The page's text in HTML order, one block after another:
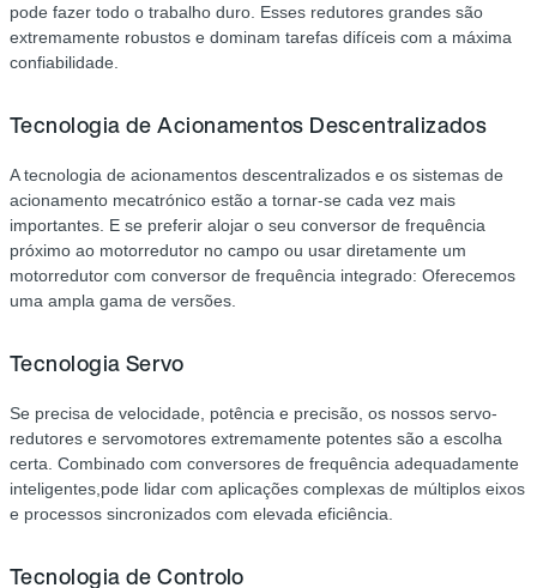
pode fazer todo o trabalho duro. Esses redutores grandes são
extremamente robustos e dominam tarefas difíceis com a máxima
confiabilidade.
Tecnologia de Acionamentos Descentralizados
A tecnologia de acionamentos descentralizados e os sistemas de
acionamento mecatrónico estão a tornar-se cada vez mais
importantes. E se preferir alojar o seu conversor de frequência
próximo ao motorredutor no campo ou usar diretamente um
motorredutor com conversor de frequência integrado: Oferecemos
uma ampla gama de versões.
Tecnologia Servo
Se precisa de velocidade, potência e precisão, os nossos servo-
redutores e servomotores extremamente potentes são a escolha
certa. Combinado com conversores de frequência adequadamente
inteligentes,pode lidar com aplicações complexas de múltiplos eixos
e processos sincronizados com elevada eficiência.
Tecnologia de Controlo